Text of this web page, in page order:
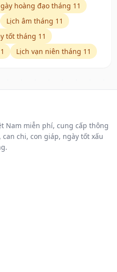
hoàng đạo tháng 11
Lịch âm tháng 11
tốt tháng 11
Lịch vạn niên tháng 11
Nam miễn phí, cung cấp thông
chi, con giáp, ngày tốt xấu